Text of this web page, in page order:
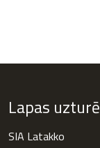
Lapas
SIA Latakko